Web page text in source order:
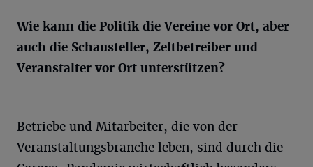
Wie kann die Politik die Vereine vor Ort, aber
auch die Schausteller, Zeltbetreiber und
Veranstalter vor Ort unterstützen?
Betriebe und Mitarbeiter, die von der
Veranstaltungsbranche leben, sind durch die